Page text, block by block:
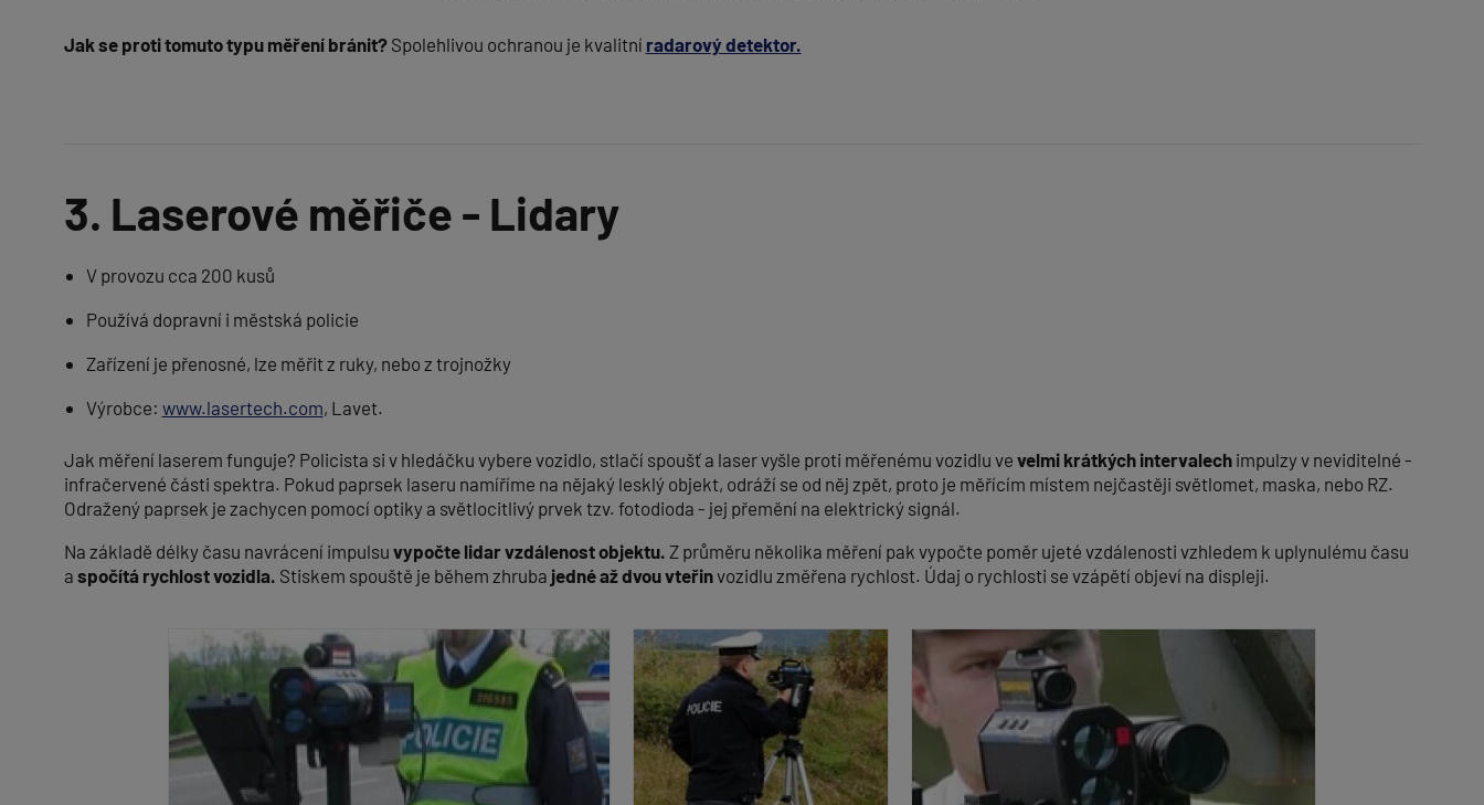
Jak se proti tomuto typu měření bránit?Spolehlivou ochranou je kvalitní radarový detektor.
3. Laserové měřiče - Lidary
V provozu cca 200 kusů
Používá dopravní i městská policie
Zařízení je přenosné, lze měřit z ruky, nebo z trojnožky
Výrobce: www.lasertech.com, Lavet.
Jak měření laserem funguje? Policista si v hledáčku vybere vozidlo, stlačí spoušť a laser vyšle proti měřenému vozidlu ve velmi krátkých intervalechimpulzy v neviditelné -
infračervené části spektra. Pokud paprsek laseru namíříme na nějaký lesklý objekt, odráží se od něj zpět, proto je měřícím místem nejčastěji světlomet, maska, nebo RZ.
Odražený paprsek je zachycen pomocí optiky a světlocitlivý prvek tzv. fotodioda ‑ jej přemění na elektrický signál.
Na základě délky času navrácení impulsu vypočte lidar vzdálenost objektu. Z průměru několika měření pak vypočte poměr ujeté vzdálenosti vzhledem k uplynulému času
a spočítá rychlost vozidla. Stiskem spouště je během zhruba jedné až dvou vteřinvozidlu změřena rychlost. Údaj o rychlosti se vzápětí objeví na displeji.